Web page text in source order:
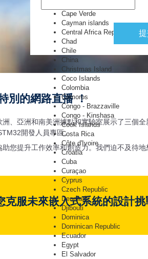
Cape Verde
Cayman islands
Central Africa Republic
Chad
Chile
China
Christmas Island
Coco Islands
Colombia
Comoros
Congo - Brazzaville
Congo - Kinshasa
Cook Islands
Costa Rica
Côte d'Ivoire
Croatia
Cuba
Curaçao
Cyprus
Czech Republic
Denmark
Djibouti
Dominica
Dominican Republic
Ecuador
Egypt
El Salvador
別的網路直播 ！
、亞洲和南美洲據點和實驗室展示了三個
開發人員專區。
您提升工作效率和創造力。我們迫不及待
服未來嵌入式系統的設計挑